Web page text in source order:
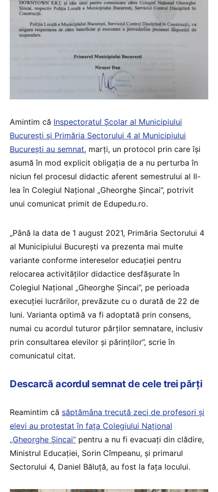
Amintim că Inspectoratul Școlar al Municipiului
București și Primăria Sectorului 4 al Municipiului
București au semnat, marți, un protocol prin care își
asumă în mod explicit obligația de a nu perturba în
niciun fel procesul didactic aferent semestrului al II-
lea în Colegiul Național „Gheorghe Șincai”, potrivit
unui comunicat primit de Edupedu.ro.
„Până la data de 1 august 2021, Primăria Sectorului 4
al Municipiului București va prezenta mai multe
variante conforme intereselor educației pentru
relocarea activităților didactice desfășurate în
Colegiul Național „Gheorghe Șincai”, pe perioada
execuției lucrărilor, prevăzute cu o durată de 22 de
luni. Varianta optimă va fi adoptată prin consens,
numai cu acordul tuturor părților semnatare, inclusiv
prin consultarea elevilor și părinților”, scrie în
comunicatul citat.
Descarcă acordul semnat de cele trei părți
Reamintim că săptămâna trecută zeci de profesori și
elevi au protestat în fața Colegiului Național
„Gheorghe Șincai” pentru a nu fi evacuați din clădire,
Ministrul Educației, Sorin Cîmpeanu, și primarul
Sectorului 4, Daniel Băluță, au fost la fața locului.